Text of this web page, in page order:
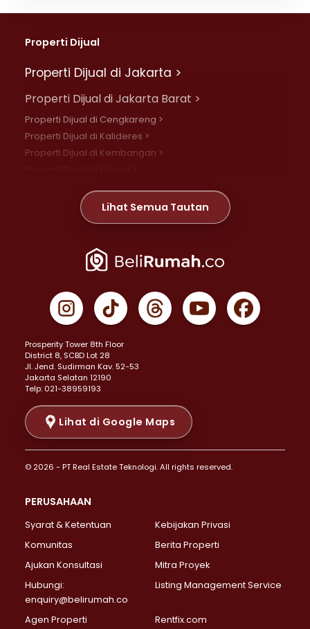
Properti Dijual
Properti Dijual di Jakarta >
Properti Dijual di Jakarta Barat >
Properti Dijual di Cengkareng >
Properti Dijual di Kalideres >
Properti Dijual di Kembangan >
Properti Dijual di Meruya >
Properti Dijual di Jelambar >
Properti Dijual di Jakarta Pusat >
Properti Dijual di Gambir >
Properti Dijual di Johar Baru >
Properti Dijual di Menteng >
Properti Dijual di Senen >
Properti Dijual di Tanah Abang >
Properti Dijual di Cikini >
Properti Dijual di Kramat >
Properti Dijual di Pasar Baru >
Properti Dijual di Bendungan Hilir >
Properti Dijual di Jakarta Selatan >
Properti Dijual di Lebak Bulus >
Properti Dijual di Gandaria Selatan >
Properti Dijual di Pondok Labu >
Properti Dijual di Lenteng Agung >
Properti Dijual di Senayan >
Properti Dijual di Pondok Pinang >
Lihat Semua Tautan
Prosperity Tower 8th Floor
District 8, SCBD Lot 28
JI. Jend. Sudirman Kav. 52-53
Jakarta Selatan 12190
Telp: 021-38959193
Lihat di Google Maps
© 2026 - PT Real Estate Teknologi. All rights reserved.
PERUSAHAAN
Syarat & Ketentuan
Kebijakan Privasi
Komunitas
Berita Properti
Ajukan Konsultasi
Mitra Proyek
Hubungi:
enquiry@belirumah.co
Listing Management Service
Agen Properti Rentfix.com